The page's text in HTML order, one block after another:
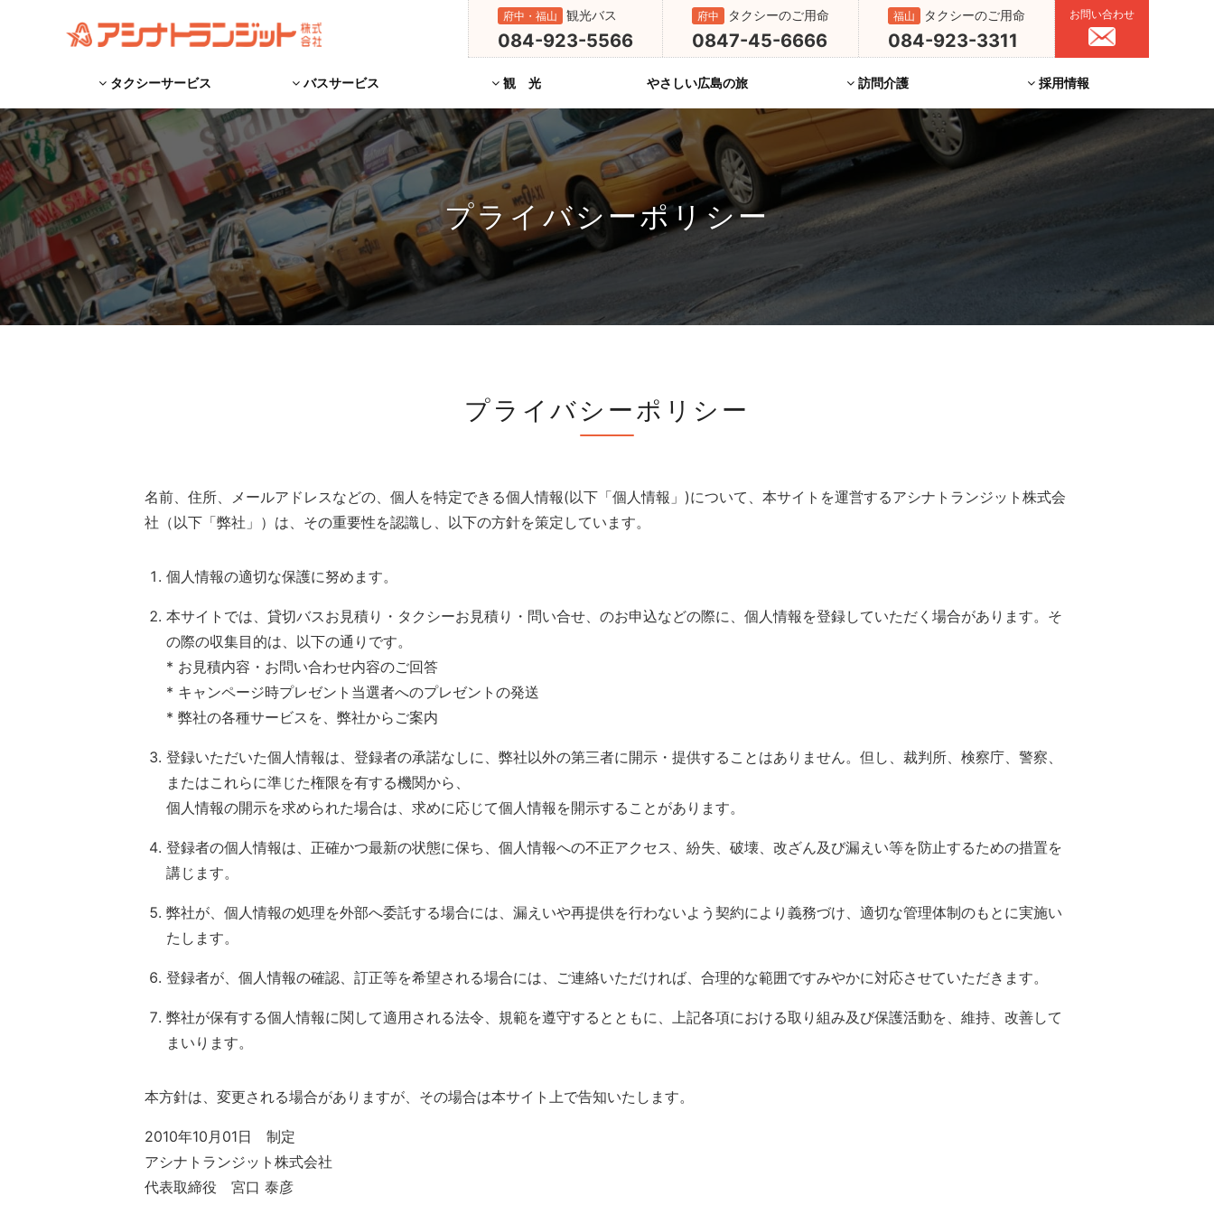
府中・福山 観光バス
084-923-5566
府中 タクシーのご用命
0847-45-6666
福山 タクシーのご用命
084-923-3311
お問い合わせ
タクシーサービス
タクシーを呼ぶ
目的別サービス
タクシー料金
ケアタクシー
観光タクシーお問い合わせ
おもてなし
バスサービス
種類で選ぶ
目的で選ぶ
貸切バスお見積り
Q＆A
観 光
タクシー観光
バス観光
やさしい広島の旅
やさしい広島の旅 訪問介護
アシナヘルパーステーション
お客様の声
採用情報
タクシー乗務員
バス乗務員
総務
配車オペレーター
プライバシーポリシー
プライバシーポリシー
名前、住所、メールアドレスなどの、個人を特定できる個人情報(以下「個人情報」)について、本サイトを運営するアシナトランジット株式会
社（以下「弊社」）は、その重要性を認識し、以下の方針を策定しています。
個人情報の適切な保護に努めます。
本サイトでは、貸切バスお見積り・タクシーお見積り・問い合せ、のお申込などの際に、個人情報を登録していただく場合があります。そ
の際の収集目的は、以下の通りです。
* お見積内容・お問い合わせ内容のご回答
* キャンページ時プレゼント当選者へのプレゼントの発送
* 弊社の各種サービスを、弊社からご案内
登録いただいた個人情報は、登録者の承諾なしに、弊社以外の第三者に開示・提供することはありません。但し、裁判所、検察庁、警察、
またはこれらに準じた権限を有する機関から、
個人情報の開示を求められた場合は、求めに応じて個人情報を開示することがあります。
登録者の個人情報は、正確かつ最新の状態に保ち、個人情報への不正アクセス、紛失、破壊、改ざん及び漏えい等を防止するための措置を
講じます。
弊社が、個人情報の処理を外部へ委託する場合には、漏えいや再提供を行わないよう契約により義務づけ、適切な管理体制のもとに実施い
たします。
登録者が、個人情報の確認、訂正等を希望される場合には、ご連絡いただければ、合理的な範囲ですみやかに対応させていただきます。
弊社が保有する個人情報に関して適用される法令、規範を遵守するとともに、上記各項における取り組み及び保護活動を、維持、改善して
まいります。
本方針は、変更される場合がありますが、その場合は本サイト上で告知いたします。
2010年10月01日 制定
アシナトランジット株式会社
代表取締役 宮口 泰彦